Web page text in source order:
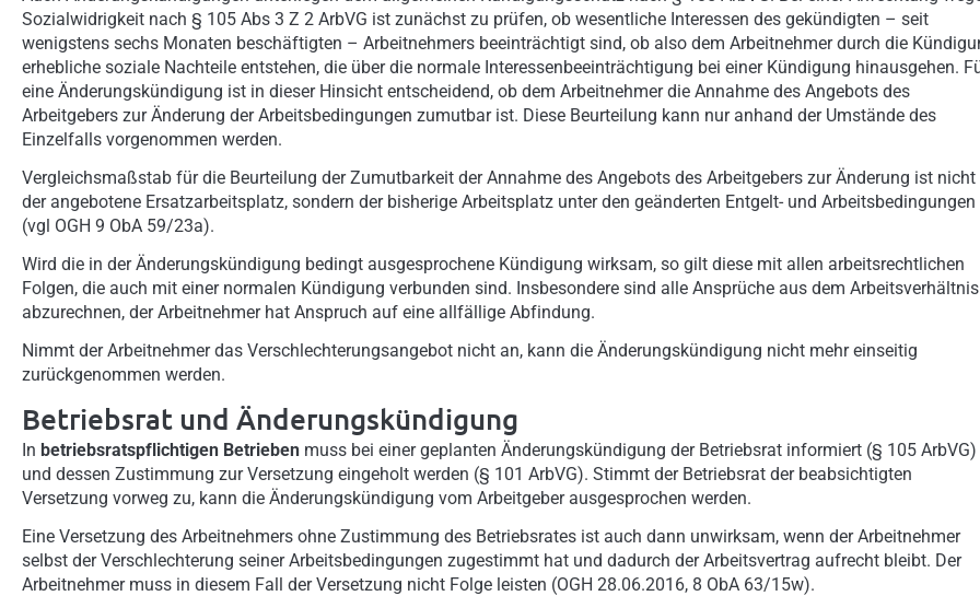
Sozialwidrigkeit nach § 105 Abs 3 Z 2 ArbVG ist zunächst zu prüfen, ob wesentliche Interessen des gekündigten – seit
wenigstens sechs Monaten beschäftigten – Arbeitnehmers beeinträchtigt sind, ob also dem Arbeitnehmer durch die
erhebliche soziale Nachteile entstehen, die über die normale Interessenbeeinträchtigung bei einer Kündigung hinausgehen.
eine Änderungskündigung ist in dieser Hinsicht entscheidend, ob dem Arbeitnehmer die Annahme des Angebots des
Arbeitgebers zur Änderung der Arbeitsbedingungen zumutbar ist. Diese Beurteilung kann nur anhand der Umstände des
Einzelfalls vorgenommen werden.
Vergleichsmaßstab für die Beurteilung der Zumutbarkeit der Annahme des Angebots des Arbeitgebers zur Änderung ist nicht
der angebotene Ersatzarbeitsplatz, sondern der bisherige Arbeitsplatz unter den geänderten Entgelt- und Arbeitsbedingungen
(vgl OGH 9 ObA 59/23a).
Wird die in der Änderungskündigung bedingt ausgesprochene Kündigung wirksam, so gilt diese mit allen arbeitsrechtlichen
Folgen, die auch mit einer normalen Kündigung verbunden sind. Insbesondere sind alle Ansprüche aus dem Arbeitsverhältnis
abzurechnen, der Arbeitnehmer hat Anspruch auf eine allfällige Abfindung.
Nimmt der Arbeitnehmer das Verschlechterungsangebot nicht an, kann die Änderungskündigung nicht mehr einseitig
zurückgenommen werden.
Betriebsrat und Änderungskündigung
In betriebsratspflichtigen Betrieben muss bei einer geplanten Änderungskündigung der Betriebsrat informiert (§ 105 ArbVG)
und dessen Zustimmung zur Versetzung eingeholt werden (§ 101 ArbVG). Stimmt der Betriebsrat der beabsichtigten
Versetzung vorweg zu, kann die Änderungskündigung vom Arbeitgeber ausgesprochen werden.
Eine Versetzung des Arbeitnehmers ohne Zustimmung des Betriebsrates ist auch dann unwirksam, wenn der Arbeitnehmer
selbst der Verschlechterung seiner Arbeitsbedingungen zugestimmt hat und dadurch der Arbeitsvertrag aufrecht bleibt. Der
Arbeitnehmer muss in diesem Fall der Versetzung nicht Folge leisten (OGH 28.06.2016, 8 ObA 63/15w).